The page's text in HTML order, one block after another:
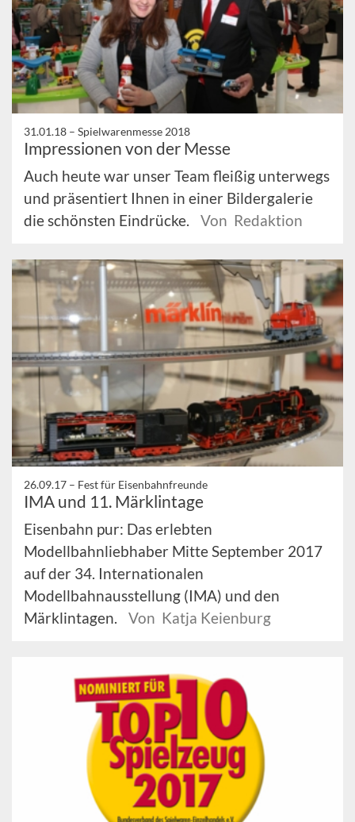
31.01.18 – Spielwarenmesse 2018
Impressionen von der Messe
Auch heute war unser Team fleißig unterwegs
und präsentiert Ihnen in einer Bildergalerie
die schönsten Eindrücke.
Von Redaktion
26.09.17 – Fest für Eisenbahnfreunde
IMA und 11. Märklintage
Eisenbahn pur: Das erlebten
Modellbahnliebhaber Mitte September 2017
auf der 34. Internationalen
Modellbahnausstellung (IMA) und den
Märklintagen.
Von Katja Keienburg